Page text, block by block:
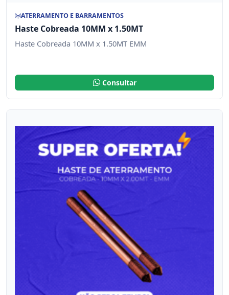
ATERRAMENTO E BARRAMENTOS
Haste Cobreada 10MM x 1.50MT
Haste Cobreada 10MM x 1.50MT EMM
Consultar